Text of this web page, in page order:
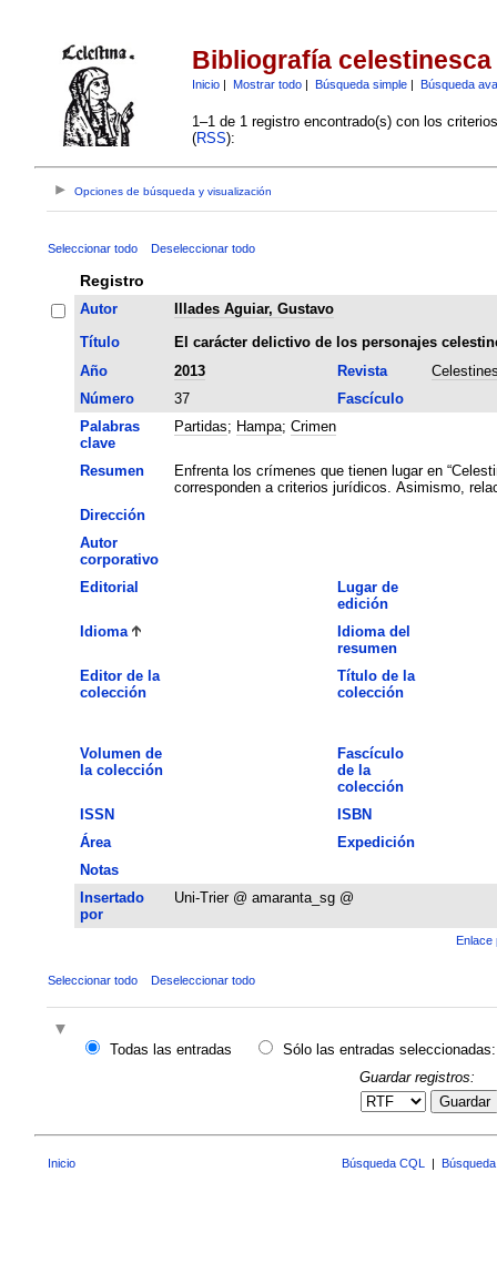
Bibliografía celestinesca
Inicio| Mostrar todo| Búsqueda simple| Búsqueda
1–1 de 1 registro encontrado(s) con los
(RSS):
Opciones de búsqueda y visualización
Seleccionar todo Deseleccionar todo
Registro
Autor
Illades Aguiar, Gustavo
Título
El carácter delictivo de los personajes
Año
2013 Revista
Número
37
Fascículo
Palabras
clave
Partidas; Hampa; Crimen
Resumen
Enfrenta los crímenes que tienen lugar en
corresponden a criterios jurídicos. Asimismo,
Dirección
Autor
corporativo
Editorial
Lugar de
edición
Idioma
Idioma del
resumen
Editor de la
colección
Título de la
colección
Volumen de
la colección
Fascículo
de la
colección
ISSN
ISBN
Área
Expedición
Notas
Insertado
por
Uni-Trier @ amaranta_sg @
Enlace
Seleccionar todo Deseleccionar todo
Todas las entradas
Sólo las entradas seleccionadas:
Guardar registros:
Guardar
Inicio Búsqueda CQL